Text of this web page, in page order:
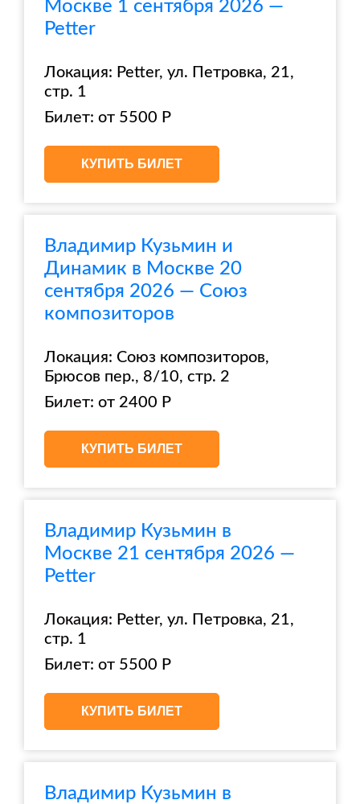
Москве 1 сентября 2026 —
Petter
Локация: Petter, ул. Петровка, 21,
стр. 1
Билет: от 5500 Р
КУПИТЬ БИЛЕТ
Владимир Кузьмин и
Динамик в Москве 20
сентября 2026 — Союз
композиторов
Локация: Союз композиторов,
Брюсов пер., 8/10, стр. 2
Билет: от 2400 Р
КУПИТЬ БИЛЕТ
Владимир Кузьмин в
Москве 21 сентября 2026 —
Petter
Локация: Petter, ул. Петровка, 21,
стр. 1
Билет: от 5500 Р
КУПИТЬ БИЛЕТ
Владимир Кузьмин в